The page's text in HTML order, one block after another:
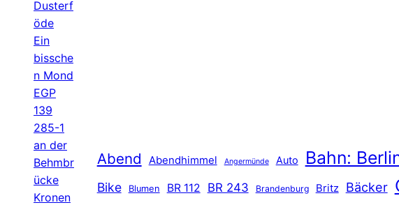
Dusterf
öde
Ein
bissche
n Mond
EGP
139
285-1
an der
Behmbr
ücke
Kronen
Abend Abendhimmel Angermünde Auto Bahn:
Bike Blumen BR 112 BR 243 Brandenburg Britz Bäcker